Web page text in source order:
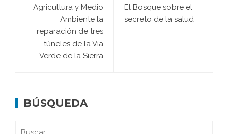
Agricultura y Medio
Ambiente la
reparación de tres
túneles de la Vía
Verde de la Sierra
El Bosque sobre el
secreto de la salud
BÚSQUEDA